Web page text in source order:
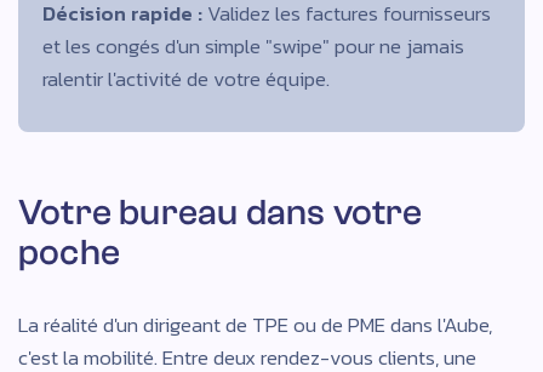
Décision rapide :Validez les factures fournisseurs
et les congés d'un simple "swipe" pour ne jamais
ralentir l'activité de votre équipe.
Votre bureau dans votre
poche
La réalité d'un dirigeant de TPE ou de PME dans l'Aube,
c'est la mobilité. Entre deux rendez-vous clients, une